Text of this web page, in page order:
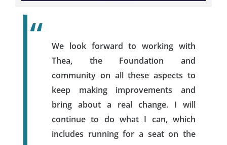
We look forward to working with
Thea, the Foundation and
community on all these aspects to
keep making improvements and
bring about a real change. I will
continue to do what I can, which
includes running for a seat on the